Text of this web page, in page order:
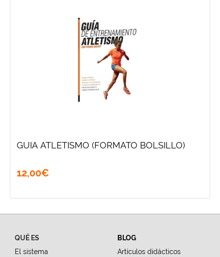
GUIA ATLETISMO (FORMATO BOLSILLO)
12,00€
QUÉ ES
El sistema
BLOG
Artículos didácticos